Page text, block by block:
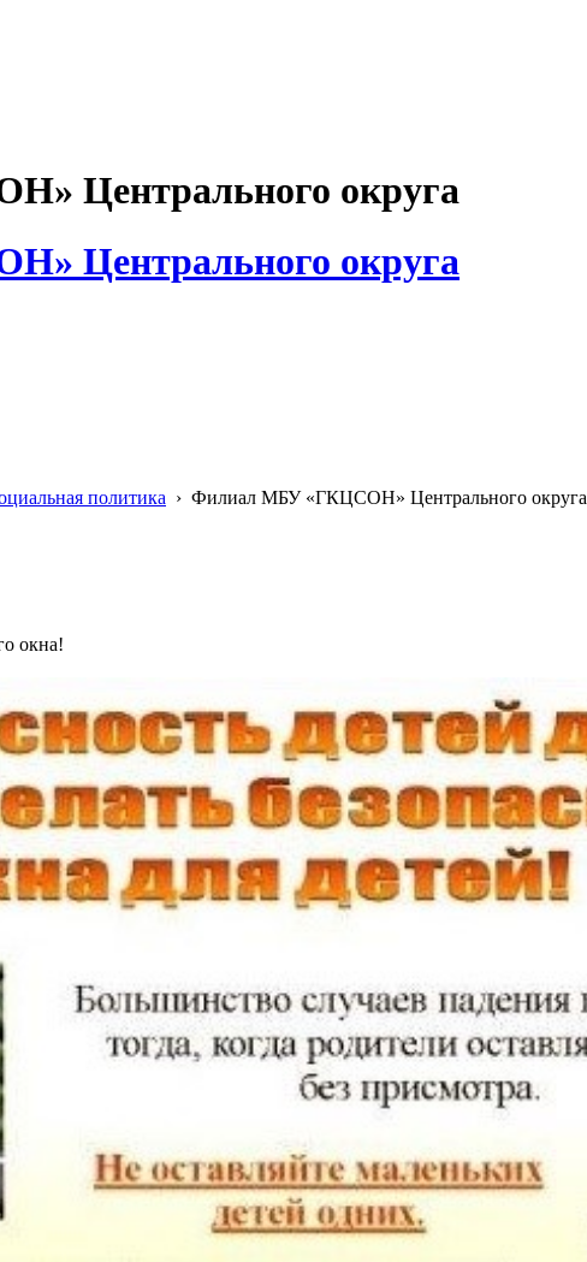
Центрального округа
Центрального округа
политика › Филиал МБУ «ГКЦСОН» Центрального округа
окна!